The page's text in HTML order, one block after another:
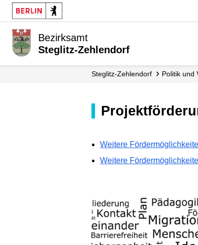
Bezirksamt
Steglitz-Zehlendorf
Steglitz-Zehlendorf Politik
Weitere
Weitere